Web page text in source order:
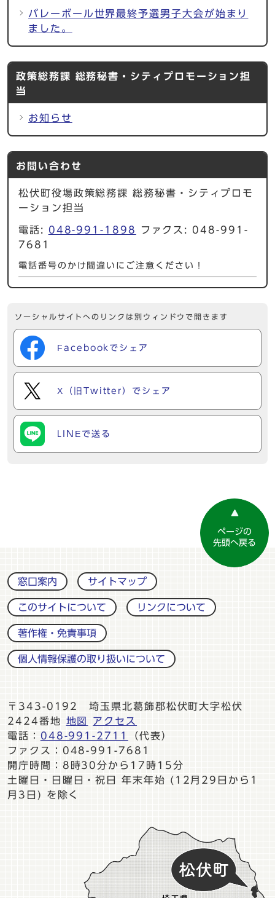
バレーボール世界最終予選男子大会が始まり
ました。
政策総務課 総務秘書・シティプロモーション担
当
お知らせ
お問い合わせ
松伏町役場政策総務課 総務秘書・シティプロモ
ーション担当
電話: 048-991-1898
ファクス: 048-991-
7681
電話番号のかけ間違いにご注意ください！
ソーシャルサイトへのリンクは別ウィンドウで開きます
Facebookでシェア
X（旧Twitter）でシェア
LINEで送る
ページの
先頭へ戻る
窓口案内 サイトマップ
このサイトについて リンクについて
著作権・免責事項
個人情報保護の取り扱いについて
〒343-0192 埼玉県北葛飾郡松伏町大字松伏
2424番地
地図
アクセス
電話： 048-991-2711
（代表）
ファクス：048-991-7681
開庁時間：8時30分から17時15分
土曜日・日曜日・祝日 年末年始 (12月29日から1
月3日) を除く